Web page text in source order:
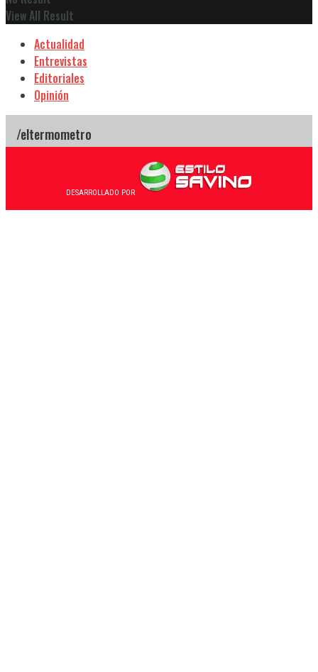
View All Result
Actualidad
Entrevistas
Editoriales
Opinión
DESARROLLADO POR